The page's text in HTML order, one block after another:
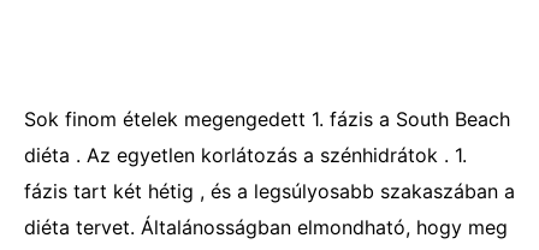
Sok finom ételek megengedett 1. fázis a South Beach
diéta . Az egyetlen korlátozás a szénhidrátok . 1.
fázis tart két hétig , és a legsúlyosabb szakaszában a
diéta tervet. Általánosságban elmondható, hogy meg